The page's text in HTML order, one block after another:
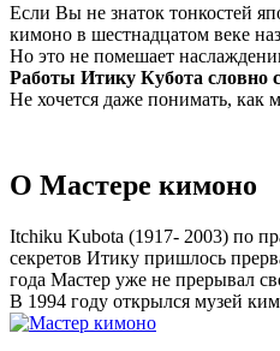
Если Вы не знаток тонкостей
кимоно в шестнадцатом веке
Но это не помешает
Работы Итику Кубота словно
Не хочется даже понимать, как
О Мастере кимоно
Itchiku Kubota (1917- 2003) по
секретов Итику пришлось
года Мастер уже не прерывал
В 1994 году открылся музей